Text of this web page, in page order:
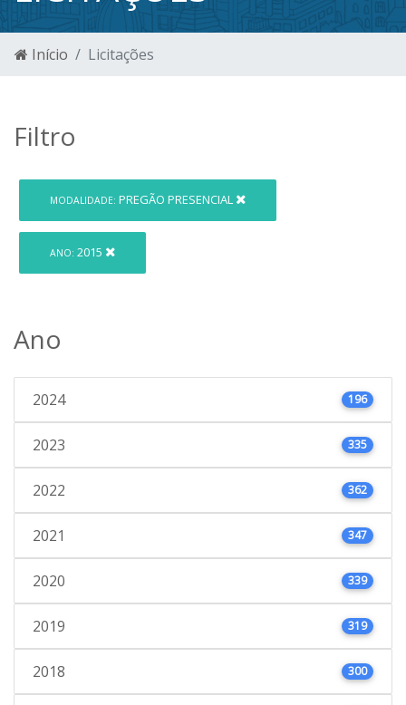
Início Licitações
Filtro
MODALIDADE: PREGÃO PRESENCIAL
ANO: 2015
Ano
2024 196
2023 335
2022 362
2021 347
2020 339
2019 319
2018 300